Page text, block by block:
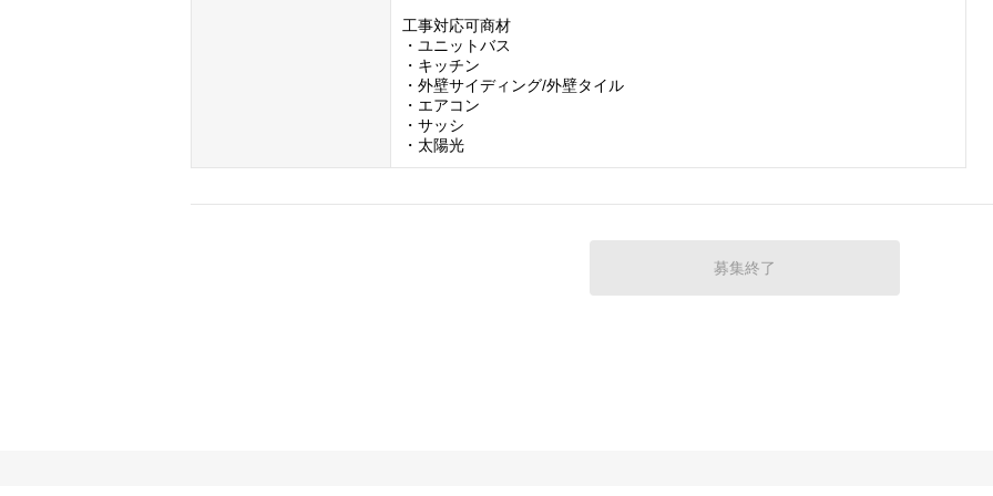
工事対応可商材
・ユニットバス
・キッチン
・外壁サイディング/外壁タイル
・エアコン
・サッシ
・太陽光
募集終了